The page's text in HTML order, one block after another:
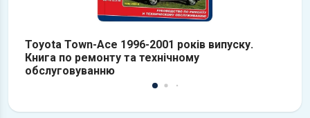
Toyota Town-Ace 1996-2001 років випуску.
Книга по ремонту та технічному
обслуговуванню